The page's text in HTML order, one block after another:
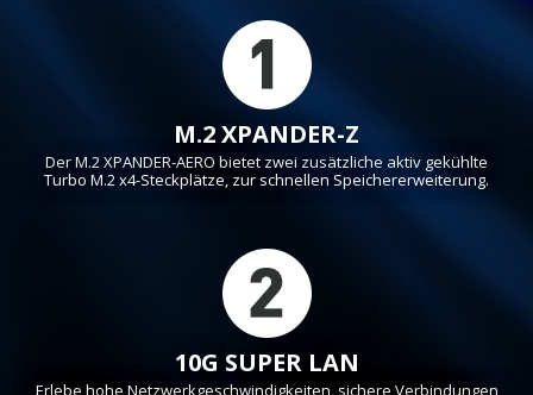
M.2 XPANDER-Z
Der M.2 XPANDER-AERO bietet zwei zusätzliche aktiv gekühlte
Turbo M.2 x4-Steckplätze, zur schnellen Speichererweiterung.
10G SUPER LAN
Erlebe hohe Netzwerkgeschwindigkeiten, sichere Verbindungen